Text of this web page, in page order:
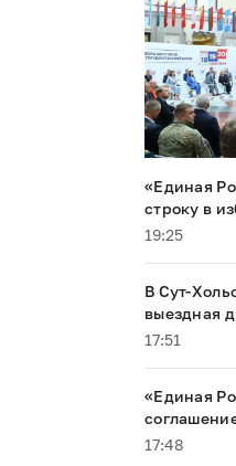
«Единая
строку в
на выборах
19:25
В Сут-
выездная
17:51
«Единая
между
17:48